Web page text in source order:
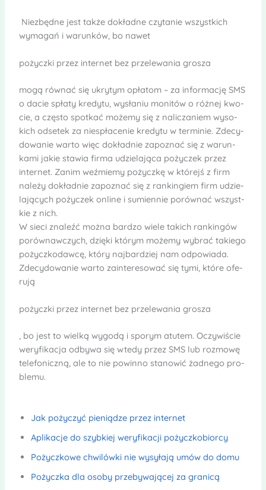
Nie­zbędne jest także dokładne czy­ta­nie wszyst­kich
wymagań i warun­ków, bo nawet
pożyczki przez inter­net bez prze­le­wa­nia gro­sza
mogą rów­nać się ukry­tym opła­tom – za infor­ma­cję SMS
o dacie spłaty kre­dytu, wysła­niu moni­tów o róż­nej kwo­
cie, a czę­sto spo­tkać możemy się z nali­cza­niem wyso­
kich odse­tek za niespła­ce­nie kre­dytu w ter­mi­nie. Zde­cy­
do­wa­nie warto więc dokład­nie zapo­znać się z warun­
kami jakie sta­wia firma udzie­la­jąca poży­czek przez
inter­net. Zanim weź­miemy pożyczkę w któ­rejś z firm
należy dokład­nie zapo­znać się z ran­kin­giem firm udzie­
la­ją­cych poży­czek online i sumien­nie porów­nać wszyst­
kie z nich.
W sieci zna­leźć można bar­dzo wiele takich ran­kin­gów
porów­naw­czych, dzięki któ­rym możemy wybrać takiego
pożycz­ko­dawcę, który naj­bar­dziej nam odpo­wiada.
Zde­cy­do­wa­nie warto zain­te­re­so­wać się tymi, które ofe­
rują
pożyczki przez inter­net bez prze­le­wa­nia gro­sza
, bo jest to wielką wygodą i spo­rym atu­tem. Oczy­wi­ście
wery­fi­ka­cja odbywa się wtedy przez SMS lub roz­mowę
tele­fo­niczną, ale to nie powinno sta­no­wić żad­nego pro­
blemu.
Jak pożyczyć pieniądze przez internet
Aplikacje do szybkiej weryfikacji pożyczkobiorcy
Pożyczkowe chwilówki nie wysyłają umów do domu
Pożyczka dla osoby przebywającej za granicą